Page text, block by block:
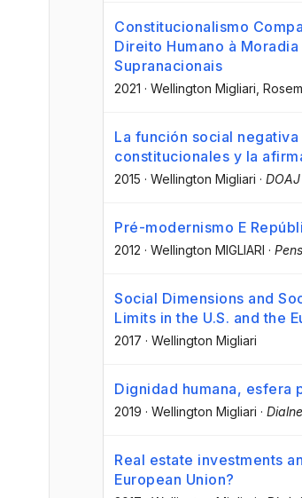
Constitucionalismo
Direito Humano à
Supranacionais
2021 · Wellington Migliari ,
La función social
constitucionales y la
2015 · Wellington Migliari ·
Pré-modernismo E
2012 · Wellington MIGLIARI ·
Social Dimensions and
Limits in the U.S. and the
2017 · Wellington Migliari
Dignidad humana, esfera
2019 · Wellington Migliari ·
Real estate investments
European Union?